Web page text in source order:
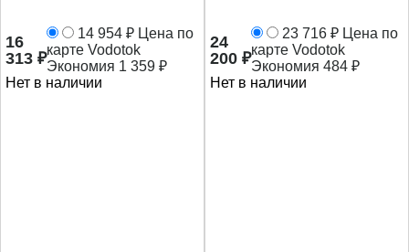
16
313 ₽
14 954 ₽ Цена по
карте Vodotok
Экономия 1 359 ₽
Нет в наличии
24
200 ₽
23 716 ₽ Цена по
карте Vodotok
Экономия 484 ₽
Нет в наличии